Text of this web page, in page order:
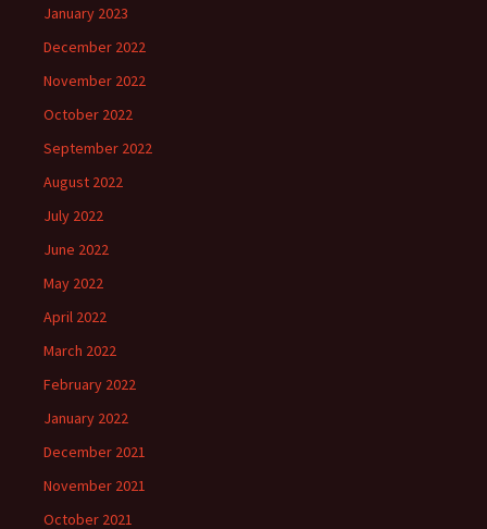
January 2023
December 2022
November 2022
October 2022
September 2022
August 2022
July 2022
June 2022
May 2022
April 2022
March 2022
February 2022
January 2022
December 2021
November 2021
October 2021